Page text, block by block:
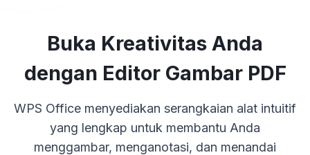
Buka Kreativitas Anda
dengan Editor Gambar PDF
WPS Office menyediakan serangkaian alat intuitif
yang lengkap untuk membantu Anda
menggambar, menganotasi, dan menandai